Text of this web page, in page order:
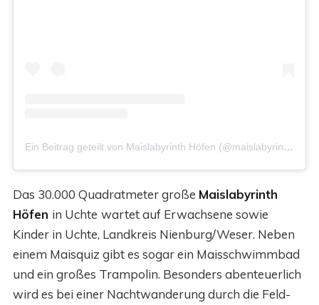
Ein Beitrag geteilt von Maislabyrinth Höfen (@maislabyrinth_hoefen)
Das 30.000 Quadratmeter große Maislabyrinth
Höfen in Uchte wartet auf Erwachsene sowie
Kinder in Uchte, Landkreis Nienburg/Weser. Neben
einem Maisquiz gibt es sogar ein Maisschwimmbad
und ein großes Trampolin. Besonders abenteuerlich
wird es bei einer Nachtwanderung durch die Feld-